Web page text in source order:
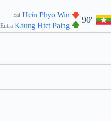
90'
Sai Hein Phyo Win
Entra Kaung Htet Paing